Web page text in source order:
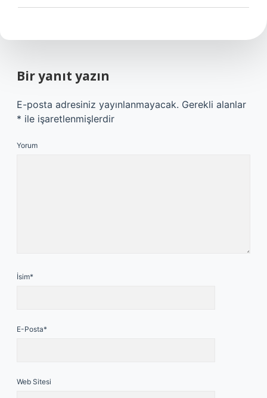
Bir yanıt yazın
E-posta adresiniz yayınlanmayacak. Gerekli alanlar
* ile işaretlenmişlerdir
Yorum
İsim*
E-Posta*
Web Sitesi